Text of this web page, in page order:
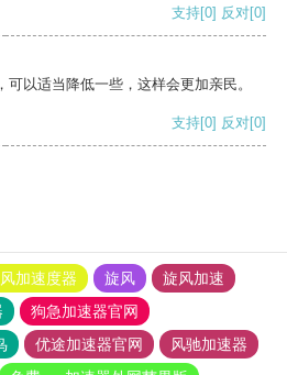
支持[0] 反对[0]
以适当降低一些，这样会更加亲民。
支持[0] 反对[0]
加速度器 旋风
旋风加速
狗急加速器官网
优途加速器官网
风驰加速器